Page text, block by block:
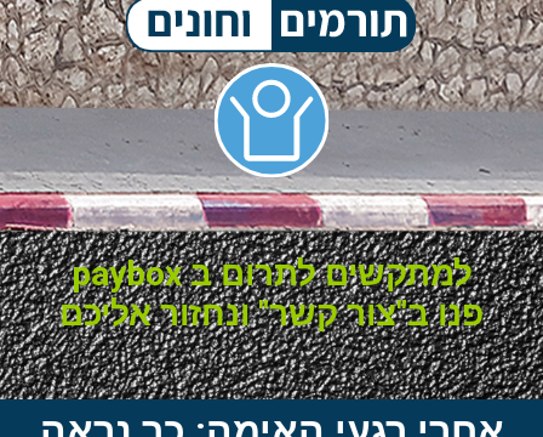
למתקשים לתרום ב paybox
פנו ב"צור קשר" ונחזור אליכם